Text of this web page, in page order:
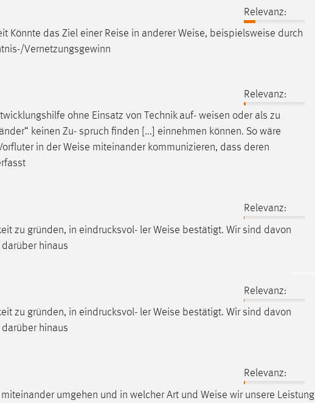
Relevanz:
Könnte das Ziel einer Reise in andererWeise, beispielsweise durch
Vernetzungsgewinn
Relevanz:
ohne Einsatz von Technik auf- weisen oder als zu
keinen Zu- spruch finden [...] einnehmen können. So wäre
in derWeise miteinander kommunizieren, dass deren
Relevanz:
zu gründen, in eindrucksvol- lerWeise bestätigt. Wir sind davon
hinaus
Relevanz:
zu gründen, in eindrucksvol- lerWeise bestätigt. Wir sind davon
hinaus
Relevanz:
umgehen und in welcher Art und Weise wir unsere Leistung